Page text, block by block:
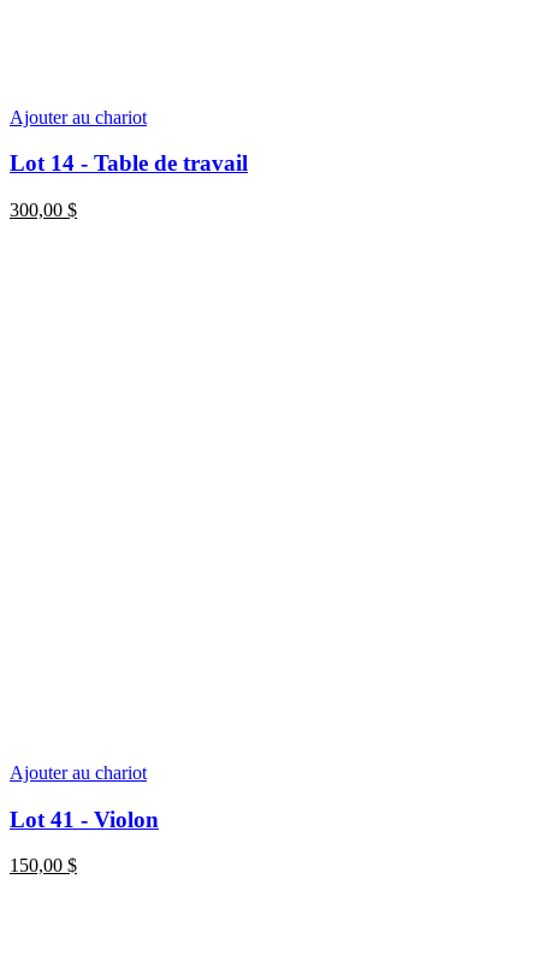
Ajouter au chariot
Lot 14 - Table de travail
300,00 $
Ajouter au chariot
Lot 41 - Violon
150,00 $